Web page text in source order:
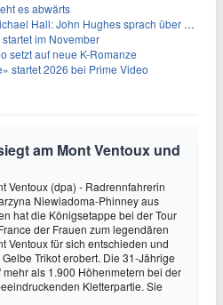
es abwärts
John Hughes sprach über eine Fortsetzung von 'The Breakfast Club'
im November
setzt auf neue K-Romanze
startet 2026 bei Prime Video
am Mont Ventoux und
Ventoux (dpa) - Radrennfahrerin
Niewiadoma-Phinney aus
hat die Königsetappe bei der Tour
der Frauen zum legendären
Ventoux für sich entschieden und
Trikot erobert. Die 31-Jährige
als 1.900 Höhenmetern bei der
Kletterpartie. Sie